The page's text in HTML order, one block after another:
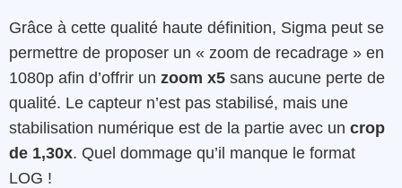
Grâce à cette qualité haute définition, Sigma peut se
permettre de proposer un « zoom de recadrage » en
1080p afin d’offrir un zoom x5 sans aucune perte de
qualité. Le capteur n’est pas stabilisé, mais une
stabilisation numérique est de la partie avec un crop
de 1,30x. Quel dommage qu’il manque le format
LOG !